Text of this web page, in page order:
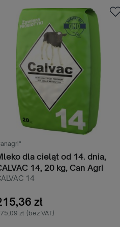
dla cieląt od 14. dnia,
14, 20 kg, Can Agri
14
mleko krowie już po 2
życia
zł
zł (bez VAT)